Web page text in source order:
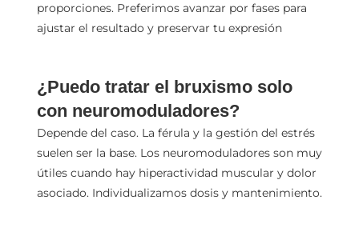
proporciones. Preferimos avanzar por fases para
ajustar el resultado y preservar tu expresión
¿Puedo tratar el bruxismo solo
con neuromoduladores?
Depende del caso. La férula y la gestión del estrés
suelen ser la base. Los neuromoduladores son muy
útiles cuando hay hiperactividad muscular y dolor
asociado. Individualizamos dosis y mantenimiento.